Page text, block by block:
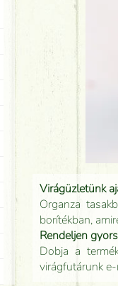
Virágüzletünk
Organza
borítékban,
Rendeljen
Dobja a
virágfutárunk